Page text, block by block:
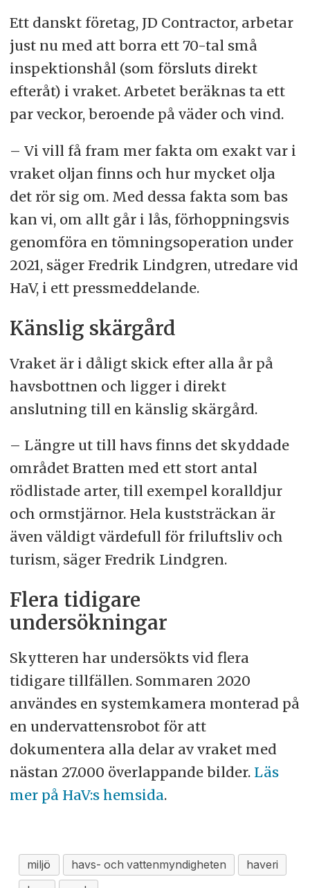
Ett danskt företag, JD Contractor, arbetar
just nu med att borra ett 70-tal små
inspektionshål (som försluts direkt
efteråt) i vraket. Arbetet beräknas ta ett
par veckor, beroende på väder och vind.
– Vi vill få fram mer fakta om exakt var i
vraket oljan finns och hur mycket olja
det rör sig om. Med dessa fakta som bas
kan vi, om allt går i lås, förhoppningsvis
genomföra en tömningsoperation under
2021, säger Fredrik Lindgren, utredare vid
HaV, i ett pressmeddelande.
Känslig skärgård
Vraket är i dåligt skick efter alla år på
havsbottnen och ligger i direkt
anslutning till en känslig skärgård.
– Längre ut till havs finns det skyddade
området Bratten med ett stort antal
rödlistade arter, till exempel koralldjur
och ormstjärnor. Hela kuststräckan är
även väldigt värdefull för friluftsliv och
turism, säger Fredrik Lindgren.
Flera tidigare
undersökningar
Skytteren har undersökts vid flera
tidigare tillfällen. Sommaren 2020
användes en systemkamera monterad på
en undervattensrobot för att
dokumentera alla delar av vraket med
nästan 27.000 överlappande bilder. Läs
mer på HaV:s hemsida.
miljö havs- och vattenmyndigheten
haveri